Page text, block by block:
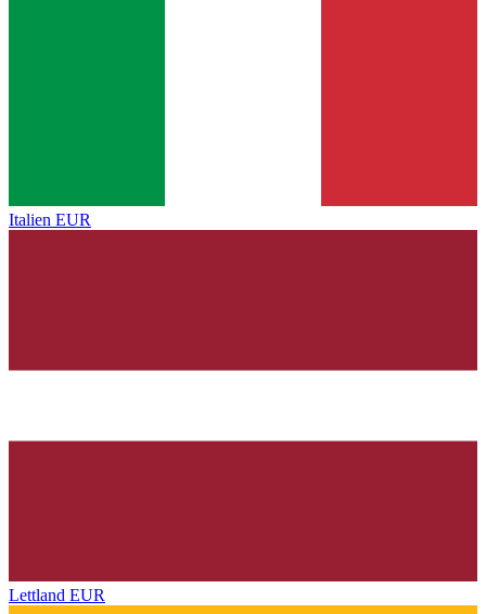
Italien EUR
Lettland EUR